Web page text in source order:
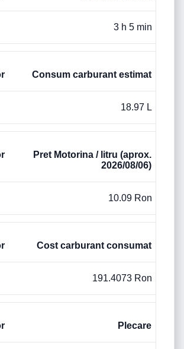
3 h 5 min
Consum carburant estimat
18.97 L
Pret Motorina / litru (aprox.
2026/08/06)
10.09 Ron
Cost carburant consumat
191.4073 Ron
Plecare